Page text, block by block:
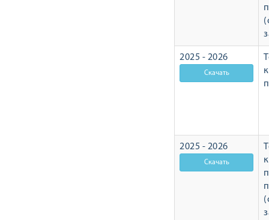
2025 - 2026
2025 - 2026